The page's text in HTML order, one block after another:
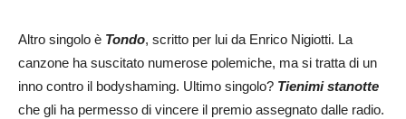
Altro singolo è Tondo, scritto per lui da Enrico Nigiotti. La
canzone ha suscitato numerose polemiche, ma si tratta di un
inno contro il bodyshaming. Ultimo singolo? Tienimi stanotte
che gli ha permesso di vincere il premio assegnato dalle radio.